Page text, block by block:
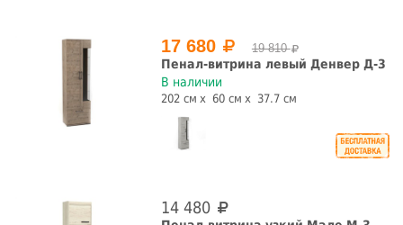
Глубина, см
17 680 19 810
Пенал-витрина левый Денвер Д-3
В наличии
202 см 60 см 37.7 см
14 480